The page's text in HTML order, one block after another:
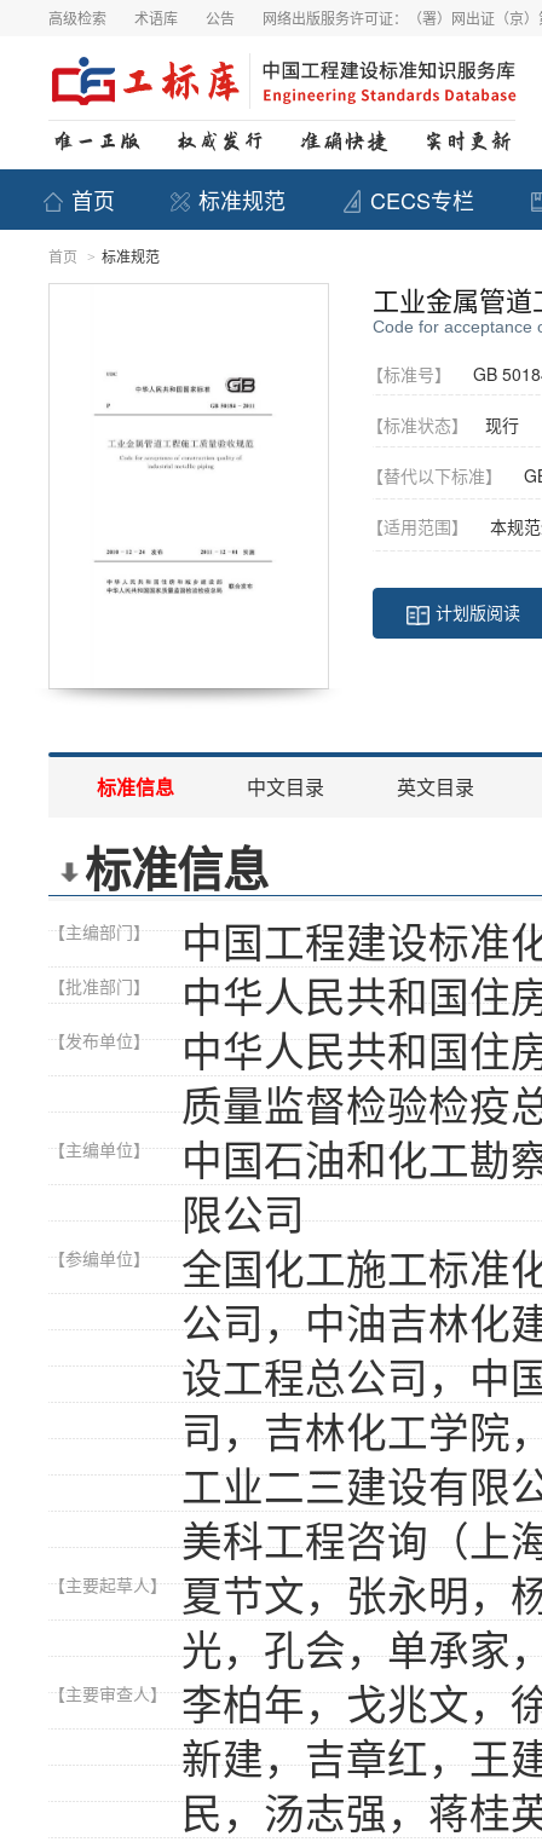
高级检索 术语库 公告 网络出版服务许可证：（署）网出证（京
首页 标准规范 CECS专栏
首页 > 标准规范
工业金属管
Code for acceptance
【标准号】 GB
【标准状态】 现行
【替代以下标准】
【适用范围】 本规
计划版阅读
标准信息 中文目录 英文目录
标准信息
【主编部门】 中国工程建设标准
【批准部门】 中华人民共和国住
【发布单位】
中华人民共和国住
质量监督检验检疫
【主编单位】
中国石油和化工勘
限公司
【参编单位】
全国化工施工标准
公司，中油吉林化
设工程总公司，中
司，吉林化工学院
工业二三建设有限
美科工程咨询（上
【主要起草人】
夏节文，张永明，
光，孔会，单承家
【主要审查人】
李柏年，戈兆文，
新建，吉章红，王
民，汤志强，蒋桂